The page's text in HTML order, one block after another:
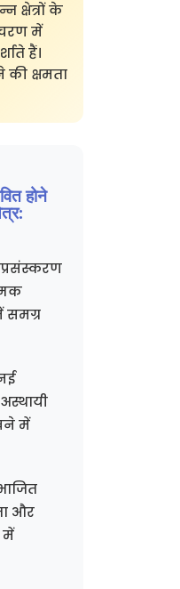
क्षेत्रों के
में
हैं।
क्षमता
होने
समग्र
में
और
में